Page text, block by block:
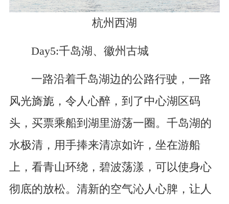
杭州西湖
Day5:千岛湖、徽州古城
一路沿着千岛湖边的公路行驶，一路
风光旖旎，令人心醉，到了中心湖区码
头，买票乘船到湖里游荡一圈。千岛湖的
水极清，用手捧来清凉如许，坐在游船
上，看青山环绕，碧波荡漾，可以使身心
彻底的放松。清新的空气沁人心脾，让人